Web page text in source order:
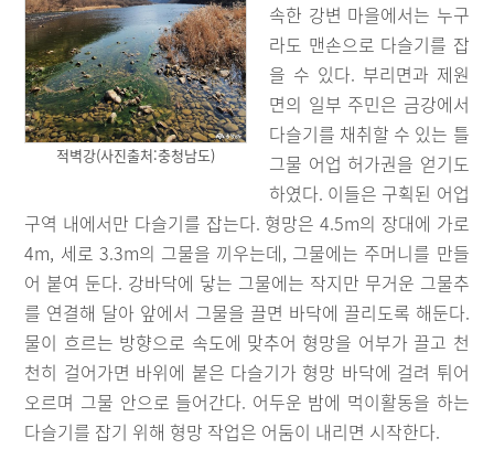
적벽강(사진출처:충청남도)
속한 강변 마을에서는 누구
라도 맨손으로 다슬기를 잡
을 수 있다. 부리면과 제원
면의 일부 주민은 금강에서
다슬기를 채취할 수 있는 틀
그물 어업 허가권을 얻기도
하였다. 이들은 구획된 어업
구역 내에서만 다슬기를 잡는다. 형망은 4.5m의 장대에 가로
4m, 세로 3.3m의 그물을 끼우는데, 그물에는 주머니를 만들
어 붙여 둔다. 강바닥에 닿는 그물에는 작지만 무거운 그물추
를 연결해 달아 앞에서 그물을 끌면 바닥에 끌리도록 해둔다.
물이 흐르는 방향으로 속도에 맞추어 형망을 어부가 끌고 천
천히 걸어가면 바위에 붙은 다슬기가 형망 바닥에 걸려 튀어
오르며 그물 안으로 들어간다. 어두운 밤에 먹이활동을 하는
다슬기를 잡기 위해 형망 작업은 어둠이 내리면 시작한다.